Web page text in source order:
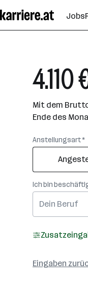
Seiteninhalt
springen
Jobs
Mit dem
Ende des
Anstellungsart *
Ich bin
Eingaben